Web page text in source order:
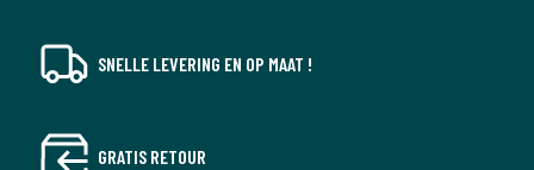
SNELLE LEVERING EN OP MAAT !
GRATIS RETOUR